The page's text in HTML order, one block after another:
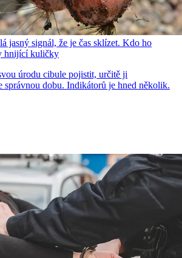
jasný signál, že je čas sklízet. Kdo ho
hnijící kuličky
úrodu cibule pojistit, určitě ji
správnou dobu. Indikátorů je hned několik.